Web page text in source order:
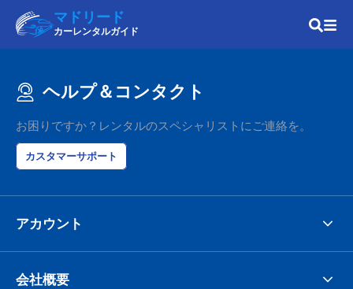
マドリード
カーレンタルガイド
ヘルプ＆コンタクト
お困りですか？レンタルのスペシャリストにご連絡を。
カスタマーサポート
アカウント
会社概要